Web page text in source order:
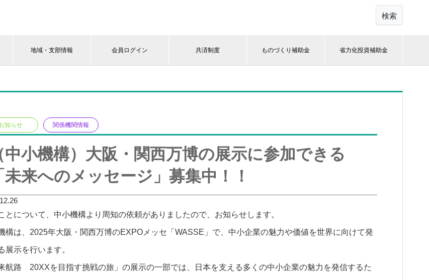
検索
地域・支部情報 会員ログイン 共済制度 ものづくり補助金 省力化投資補助金
知らせ 関係機関情報
中小機構）大阪・関西万博の展示に参加できる
未来へのメッセージ」募集中！！
とについて、中小機構より周知の依頼がありましたので、お知らせします。
構は、2025年大阪・関西万博のEXPOメッセ「WASSE」で、中小企業の魅力や価値を世界に向けて発
展示を行います。
来航路 20XXを目指す挑戦の旅」の展示の一部では、日本を支える多くの中小企業の魅力を発信するた